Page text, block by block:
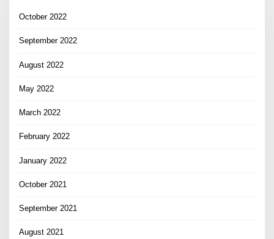
October 2022
September 2022
August 2022
May 2022
March 2022
February 2022
January 2022
October 2021
September 2021
August 2021